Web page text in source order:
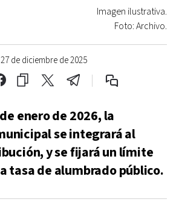
27 de diciembre de 2025
Imagen ilustrativa.
Foto: Archivo.
enero de 2026, la
se integrará al
y se fijará un límite
tasa de alumbrado público.